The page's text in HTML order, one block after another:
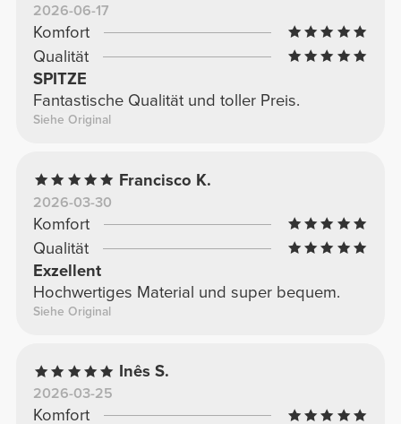
2026-06-17
Komfort
Qualität
SPITZE
Fantastische Qualität und toller Preis.
Siehe Original
Francisco K.
2026-03-30
Komfort
Qualität
Exzellent
Hochwertiges Material und super bequem.
Siehe Original
Inês S.
2026-03-25
Komfort